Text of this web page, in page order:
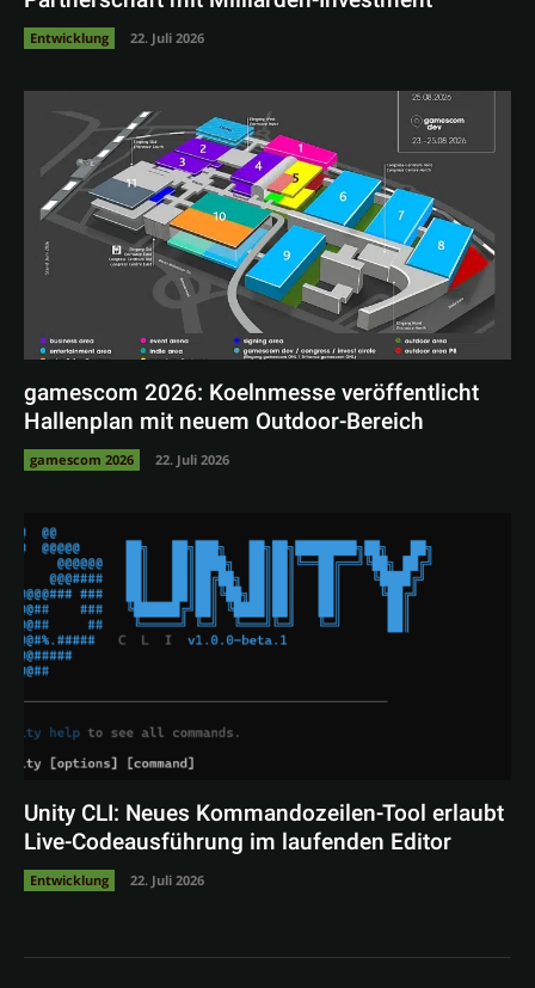
Entwicklung 22. Juli 2026
gamescom 2026: Koelnmesse veröffentlicht
Hallenplan mit neuem Outdoor-Bereich
gamescom 2026 22. Juli 2026
Unity CLI: Neues Kommandozeilen-Tool erlaubt
Live-Codeausführung im laufenden Editor
Entwicklung 22. Juli 2026